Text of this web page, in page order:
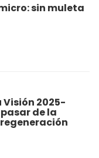
sin muleta
2025-
de la